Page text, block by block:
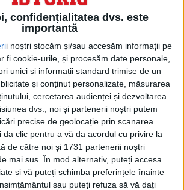
confidențialitatea dvs. este
importantă
i noștri stocăm și/sau accesăm informații pe
fi cookie-urile, și procesăm date personale,
unici și informații standard trimise de un
și conținut personalizate, măsurarea
cercetarea audienței și dezvoltarea
dvs., noi și partenerii noștri putem
precise de geolocație prin scanarea
da clic pentru a vă da acordul cu privire la
de către noi și 1731 partenerii noștri
mai sus. În mod alternativ, puteți accesa
și vă puteți schimba preferințele înainte
sau puteți refuza să vă dați
creștinismul în Roma Antică
de la o mică sectă într-un colț al
Roman, în primul...